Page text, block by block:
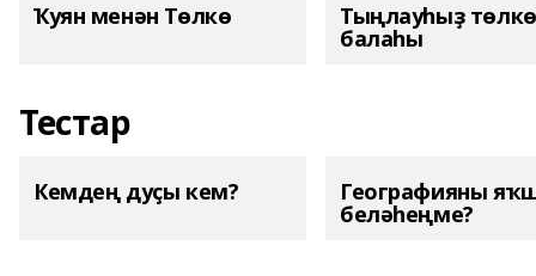
Ҡуян менән Төлкө Тыңлауһыҙ төлкө
балаһы
Тестар
Кемдең дуҫы кем? Географияны
беләһеңме?